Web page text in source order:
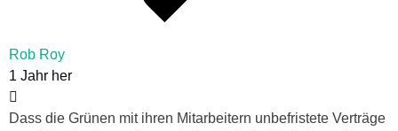
Rob Roy
1 Jahr her
Dass die Grünen mit ihren Mitarbeitern unbefristete Verträge